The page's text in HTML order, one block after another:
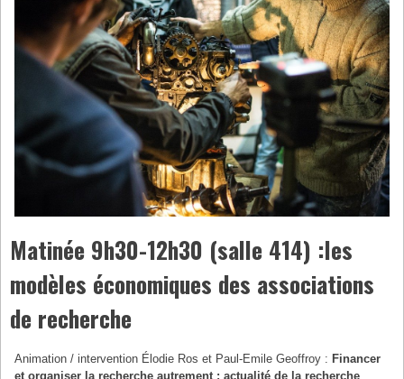
Matinée 9h30-12h30 (salle 414) :les
modèles économiques des associations
de recherche
Animation / intervention Élodie Ros et Paul-Emile Geoffroy : Financer
et organiser la recherche autrement : actualité de la recherche